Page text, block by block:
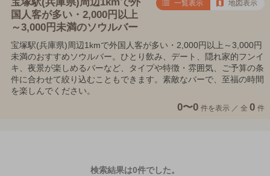
国人客が多い・2,000円以上
～3,000円未満のソウルバー
一覧表示 地図表示
宝塚駅(兵庫県)周辺1kmで外国人客が多い・2,000円以上～3,000円
未満のおすすめソウルバー。ひとり飲み、デート、隠れ家的フンイ
キ、夜景が楽しめるバーなど、タイプや特徴・雰囲気、ご予算の条
件に合わせて絞り込むこともできます。素敵なバーで、至福の時間
を楽しんでください。
0〜0 件を表示 ／ 全 0 件
検索結果は0件でした。